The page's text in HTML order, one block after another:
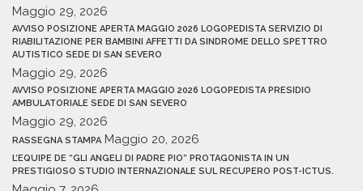
Maggio 29, 2026
AVVISO POSIZIONE APERTA MAGGIO 2026 LOGOPEDISTA SERVIZIO DI
RIABILITAZIONE PER BAMBINI AFFETTI DA SINDROME DELLO SPETTRO
AUTISTICO SEDE DI SAN SEVERO
Maggio 29, 2026
AVVISO POSIZIONE APERTA MAGGIO 2026 LOGOPEDISTA PRESIDIO
AMBULATORIALE SEDE DI SAN SEVERO
Maggio 29, 2026
RASSEGNA STAMPA Maggio 20, 2026
L’EQUIPE DE “GLI ANGELI DI PADRE PIO” PROTAGONISTA IN UN
PRESTIGIOSO STUDIO INTERNAZIONALE SUL RECUPERO POST-ICTUS.